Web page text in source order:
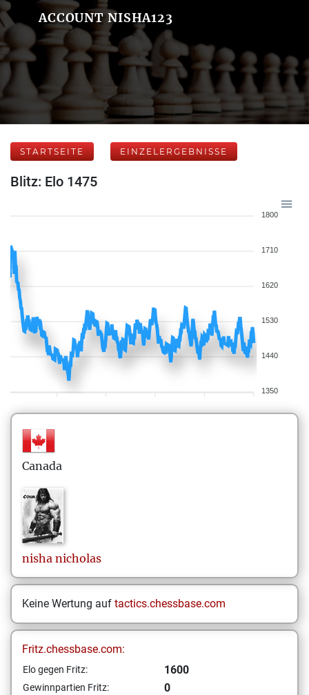
ACCOUNT NISHA123
STARTSEITE EINZELERGEBNISSE
Blitz: Elo 1475
1800
1710
1620
1530
1440
1350
Canada
nisha nicholas
Keine Wertung auf tactics.chessbase.com
Fritz.chessbase.com:
Elo gegen Fritz: 1600
Gewinnpartien Fritz: 0